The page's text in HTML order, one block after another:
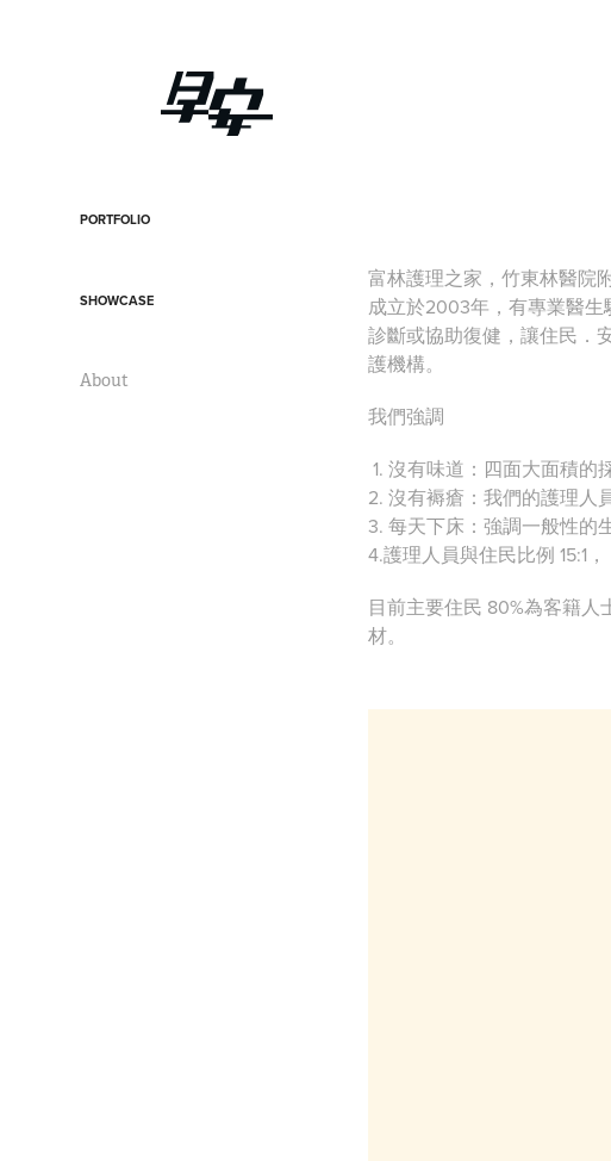
PORTFOLIO
SHOWCASE
About
富林護理之家，竹東林醫院
成立於2003年，有專業醫
診斷或協助復健，讓住民．
護機構。
我們強調
1. 沒有味道：四面大面積的
2. 沒有褥瘡：我們的護理人
3. 每天下床：強調一般性的
4.護理人員與住民比例 15:1，
目前主要住民 80%為客籍
材。